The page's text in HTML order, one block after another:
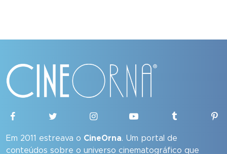
Em 2011 estreava o CineOrna. Um portal de
conteúdos sobre o universo cinematográfico que